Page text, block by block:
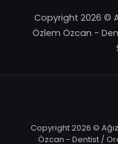
Copyright 2026 ©
Özlem Özcan -
Copyright 2026 © Ağız
Özcan - Dentist /